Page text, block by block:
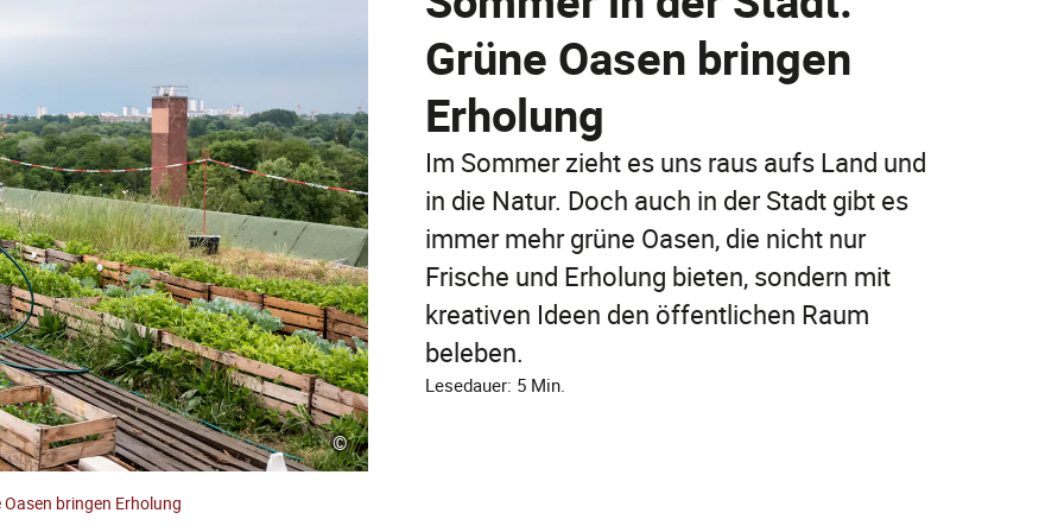
Jetzt online abschließen!
Jetzt entdecken
Jetzt entdecken
©
Grüne Oasen bringen
Erholung
Im Sommer zieht es uns raus aufs Land und
in die Natur. Doch auch in der Stadt gibt es
immer mehr grüne Oasen, die nicht nur
Frische und Erholung bieten, sondern mit
kreativen Ideen den öffentlichen Raum
beleben.
Lesedauer: 5 Min.
bringen Erholung